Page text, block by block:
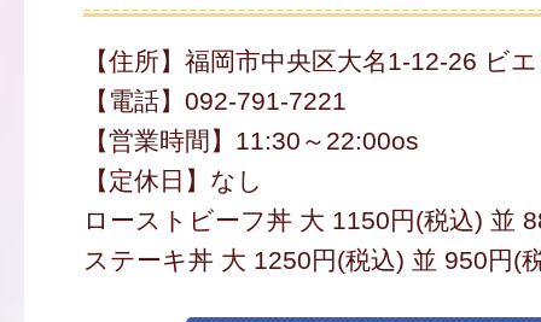
【住所】福岡市中央区大名1-12-26 ビ
【電話】092-791-7221
【営業時間】11:30～22:00os
【定休日】なし
ローストビーフ丼 大 1150円(税込) 並
ステーキ丼 大 1250円(税込) 並 950円(